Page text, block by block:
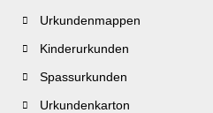
Urkundenmappen
Kinderurkunden
Spassurkunden
Urkundenkarton